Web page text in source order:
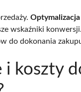
wskaźniki
do dokonania
i koszty